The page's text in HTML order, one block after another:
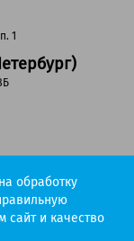
1
обработку
сайт и качество